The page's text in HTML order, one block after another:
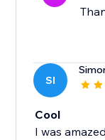
SI
Cool
I was